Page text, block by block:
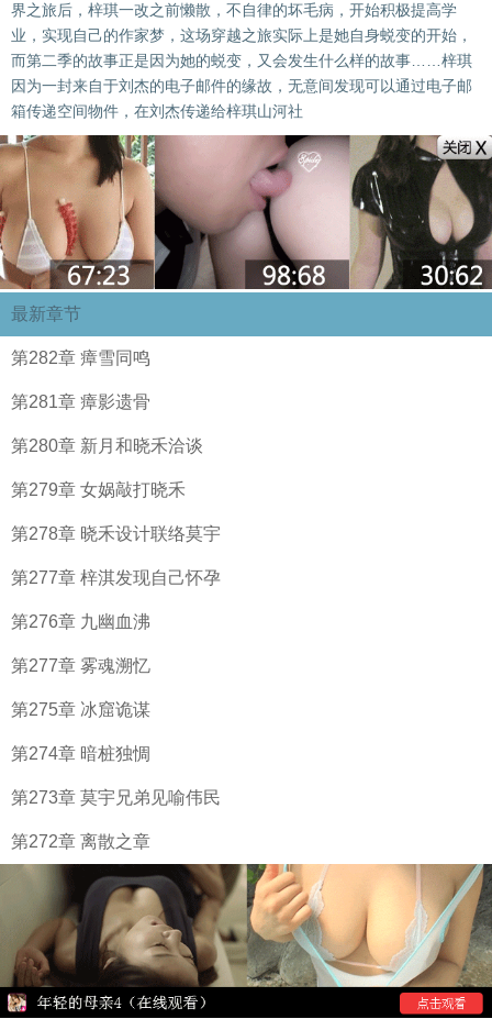
界之旅后，梓琪一改之前懒散，不自律的坏毛病，开始积极提高学
业，实现自己的作家梦，这场穿越之旅实际上是她自身蜕变的开始，
而第二季的故事正是因为她的蜕变，又会发生什么样的故事……梓琪
因为一封来自于刘杰的电子邮件的缘故，无意间发现可以通过电子邮
箱传递空间物件，在刘杰传递给梓琪山河社
最新章节
第282章 瘴雪同鸣
第281章 瘴影遗骨
第280章 新月和晓禾洽谈
第279章 女娲敲打晓禾
第278章 晓禾设计联络莫宇
第277章 梓淇发现自己怀孕
第276章 九幽血沸
第277章 雾魂溯忆
第275章 冰窟诡谋
第274章 暗桩独惆
第273章 莫宇兄弟见喻伟民
第272章 离散之章